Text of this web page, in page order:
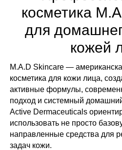
косметика
для
кожей
M.A.D Skincare —
косметика для кожи лица,
активные формулы,
подход и системный
Active Dermaceuticals
использовать не просто
направленные средства для
задач кожи.